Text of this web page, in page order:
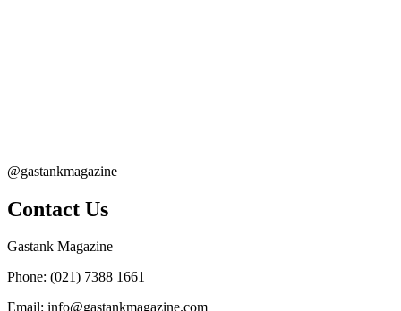
@gastankmagazine
Contact Us
Gastank Magazine
Phone: (021) 7388 1661
Email: info@gastankmagazine.com